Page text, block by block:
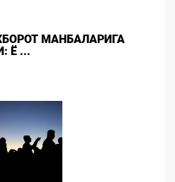
МАНБАЛАРИГА
Ё ...